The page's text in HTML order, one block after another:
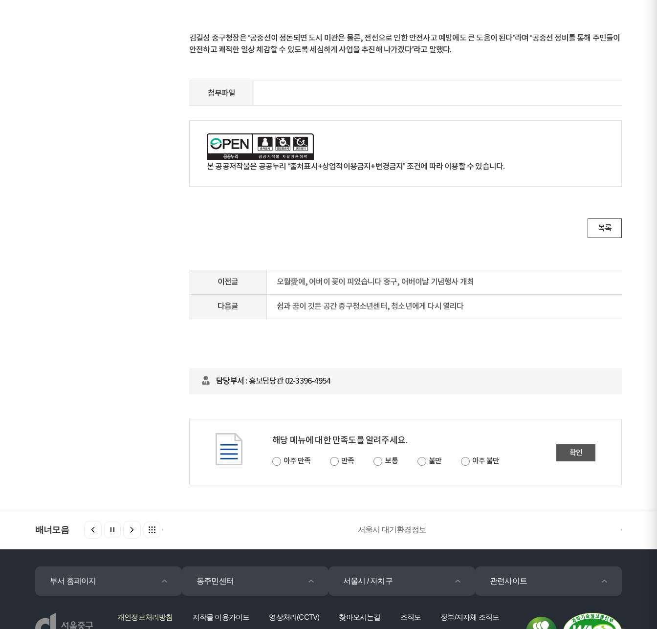
김길성 중구청장은 “공중선이 정돈되면 도시 미관은 물론, 전선으로 인한 안전사고 예방에도 큰 도움이 된다”라며 “공중선 정비를 통해 주민들이
안전하고 쾌적한 일상 체감할 수 있도록 세심하게 사업을 추진해 나가겠다”라고 말했다.
첨부파일
본 공공저작물은 공공누리 “출처표시+상업적이용금지+변경금지” 조건에 따라 이용할 수 있습니다.
목록
이전글 오월愛에, 어버이 꽃이 피었습니다 중구, 어버이날 기념행사 개최
다음글 쉼과 꿈이 깃든 공간 중구청소년센터, 청소년에게 다시 열리다
담당부서 : 홍보담당관 02-3396-4954
해당 메뉴에 대한 만족도를 알려주세요.
아주 만족 만족 보통 불만 아주 불만
확인
배너모음 서울시 대기환경정보
부서 홈페이지 동주민센터 서울시 / 자치구 관련사이트
개인정보처리방침 저작물 이용가이드 영상처리(CCTV) 찾아오시는길 조직도 정부/지자체 조직도